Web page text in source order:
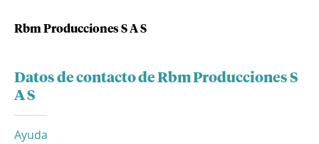
Rbm Producciones S A S
Datos de contacto de Rbm Producciones S
A S
Ayuda